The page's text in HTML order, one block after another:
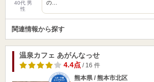
40代 男
性
の…
関連情報から探す
温泉カフェ あがんなっせ
4.4点/ 16 件
熊本県 / 熊本市北区